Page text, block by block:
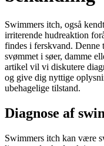
Swimmers itch, også
irriterende hudreaktion
findes i ferskvand. Denne
svømmet i søer, damme
artikel vil vi diskutere
og give dig nyttige
ubehagelige tilstand.
Diagnose af
Swimmers itch kan være